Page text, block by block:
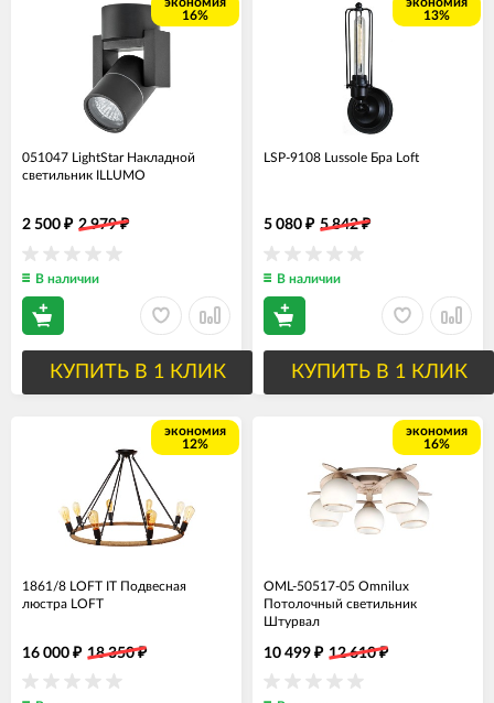
экономия
16%
051047 LightStar Накладной
светильник ILLUMO
2 500 ₽ 2 979₽
В наличии
КУПИТЬ В 1 КЛИК
экономия
13%
LSP-9108 Lussole Бра Loft
5 080 ₽ 5 842₽
В наличии
КУПИТЬ В 1 КЛИК
экономия
12%
1861/8 LOFT IT Подвесная
люстра LOFT
16 000 ₽ 18 350₽
экономия
16%
OML-50517-05 Omnilux
Потолочный светильник
Штурвал
10 499 ₽ 12 610₽